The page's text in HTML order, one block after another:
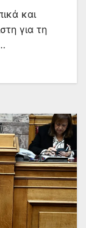
και
για τη